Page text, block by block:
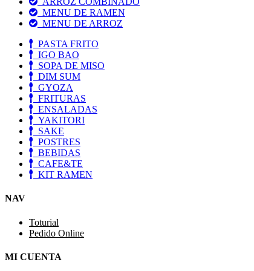
MENU DE RAMEN
MENU DE ARROZ
PASTA FRITO
IGO BAO
SOPA DE MISO
DIM SUM
GYOZA
FRITURAS
ENSALADAS
YAKITORI
SAKE
POSTRES
BEBIDAS
CAFE&TE
KIT RAMEN
NAV
Toturial
Pedido Online
MI CUENTA